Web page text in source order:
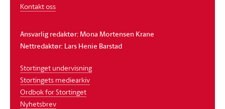
Kontakt oss
Ansvarlig redaktør: Mona Mortensen Krane
Nettredaktør: Lars Henie Barstad
Stortinget undervisning
Stortingets mediearkiv
Ordbok for Stortinget
Nyhetsbrev